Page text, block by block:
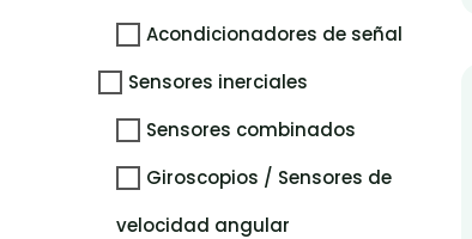
Acondicionadores de señal
Sensores inerciales
Sensores combinados
Giroscopios / Sensores de
velocidad angular